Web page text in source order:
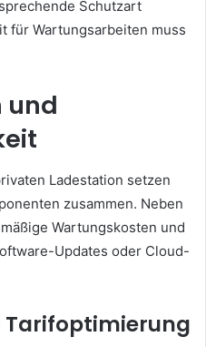
Schutzart
für Wartungsarbeiten muss
und
Ladestation setzen
zusammen. Neben
Wartungskosten und
Updates oder Cloud-
Tarifoptimierung